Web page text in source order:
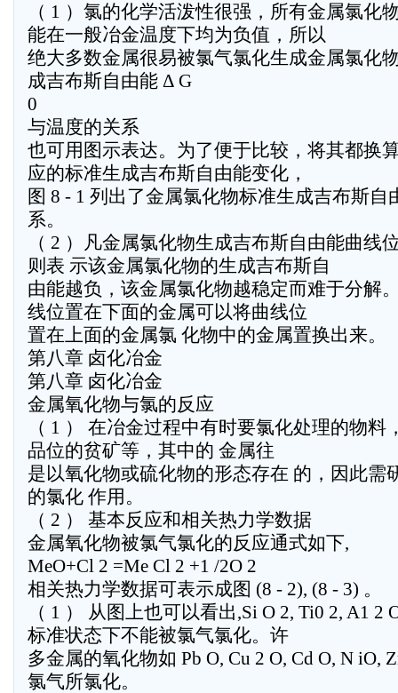
（ 1 ）氯的化学活泼性很强，所有金属氯化
能在一般冶金温度下均为负值，所以
绝大多数金属很易被氯气氯化生成金属氯化
成吉布斯自由能 Δ G
0
与温度的关系
也可用图示表达。为了便于比较，将其都换
应的标准生成吉布斯自由能变化，
图 8 - 1 列出了金属氯化物标准生成吉布斯自
系。
（ 2 ）凡金属氯化物生成吉布斯自由能曲线
则表 示该金属氯化物的生成吉布斯自
由能越负，该金属氯化物越稳定而难于分解
线位置在下面的金属可以将曲线位
置在上面的金属氯 化物中的金属置换出来。
第八章 卤化冶金
第八章 卤化冶金
金属氧化物与氯的反应
（ 1 ） 在冶金过程中有时要氯化处理的物
品位的贫矿等，其中的 金属往
是以氧化物或硫化物的形态存在 的，因此需
的氯化 作用。
（ 2 ） 基本反应和相关热力学数据
金属氧化物被氯气氯化的反应通式如下,
MeO+Cl 2 =Me Cl 2 +1 /2O 2
相关热力学数据可表示成图 (8 - 2), (8 - 3) 。
（ 1 ） 从图上也可以看出,Si O 2, Ti0 2, A1 2
标准状态下不能被氯气氯化。许
多金属的氧化物如 Pb O, Cu 2 O, Cd O, N iO,
氯气所氯化。